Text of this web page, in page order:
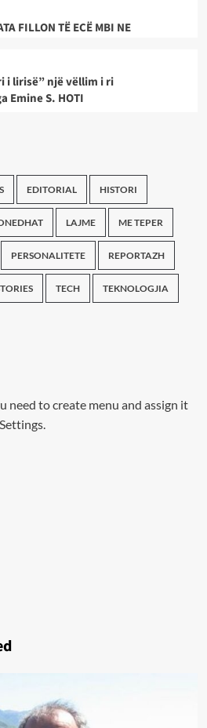
FILLON TË ECË MBI NE
i lirisë” një vëllim i ri
Emine S. HOTI
EDITORIAL HISTORI
LAJME ME TEPER
PERSONALITETE REPORTAZH
TECH TEKNOLOGJIA
need to create menu and assign it